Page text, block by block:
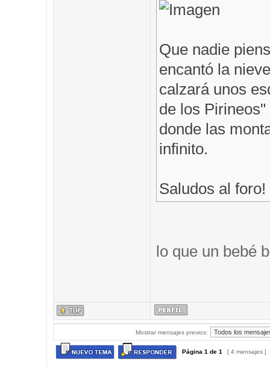
Que nadie
encantó la
calzará unos
de los
donde las
infinito.
Saludos al foro!
lo que un bebé
Mostrar mensajes previos:
Página 1 de 1 [ 4 mensajes ]